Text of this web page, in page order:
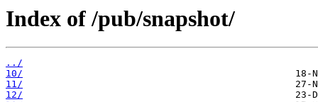
Index of /pub/snapshot/
../
10/
11/
12/